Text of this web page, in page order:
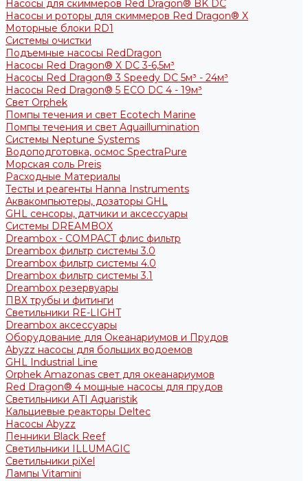
Насосы для скиммеров Red Dragon® BK DC
Насосы и роторы для скиммеров Red Dragon® X
Моторные блоки RD1
Системы очистки
Подъемные насосы RedDragon
Насосы Red Dragon® X DC 3-6,5м³
Насосы Red Dragon® 3 Speedy DC 5м³ - 24м³
Насосы Red Dragon® 5 ECO DC 4 - 19м³
Свет Orphek
Помпы течения и свет Ecotech Marine
Помпы течения и свет Aquaillumination
Системы Neptune Systems
Водоподготовка, осмос SpectraPure
Морская соль Preis
Расходные Материалы
Тесты и реагенты Hanna Instruments
Аквакомпьютеры, дозаторы GHL
GHL сенсоры, датчики и аксессуары
Системы DREAMBOX
Dreambox - COMPACT флис фильтр
Dreambox фильтр системы 3.0
Dreambox фильтр системы 4.0
Dreambox фильтр системы 3.1
Dreambox резервуары
ПВХ трубы и фитинги
Светильники RE-LIGHT
Dreambox аксессуары
Оборудование для Океанариумов и Прудов
Abyzz насосы для больших водоемов
GHL Industrial Line
Orphek Amazonas свет для океанариумов
Red Dragon® 4 мощные насосы для прудов
Светильники ATI Aquaristik
Кальциевые реакторы Deltec
Насосы Abyzz
Пенники Black Reef
Светильники ILLUMAGIC
Светильники piXel
Лампы Vitamini